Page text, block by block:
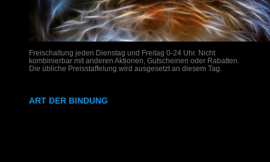
Freischaltung jeden Dienstag und Freitag 0-24 Uhr. Nicht
kombinierbar mit anderen Aktionen, Gutscheinen oder Rabatten.
Die übliche Preisstaffelung wird ausgesetzt an diesem Tag.
ART DER BINDUNG